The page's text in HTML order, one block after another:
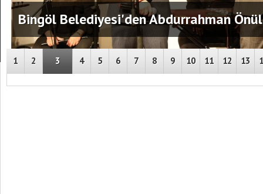
SALON İÇİN 20 BİN TL İSTENMESİNE
1 2 5 6 7 8 9 10 11 12 13